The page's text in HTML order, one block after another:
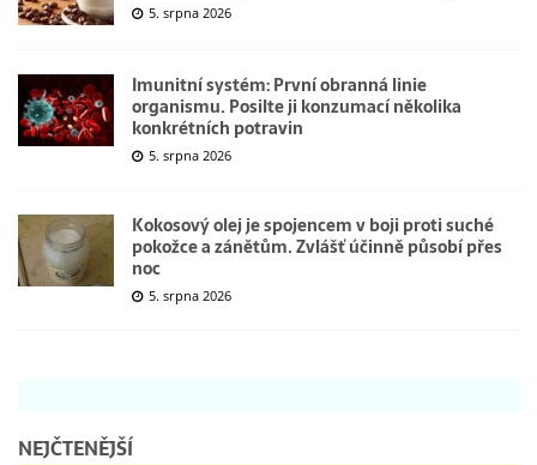
5. srpna 2026
Imunitní systém: První obranná linie
organismu. Posilte ji konzumací několika
konkrétních potravin
5. srpna 2026
Kokosový olej je spojencem v boji proti suché
pokožce a zánětům. Zvlášť účinně působí přes
noc
5. srpna 2026
NEJČTENĚJŠÍ